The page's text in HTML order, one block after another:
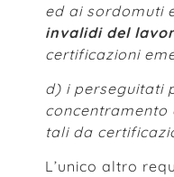
ed ai sordomuti
invalidi del
certificazioni
d) i perseguitati
tali da
L’unico altro